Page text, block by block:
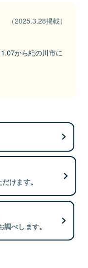
（2025.3.28掲載）
から紀の川市に
けます。
べします。